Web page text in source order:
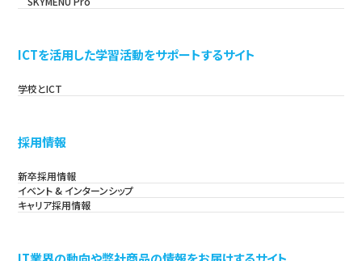
ICTを活用した学習活動をサポートするサイト
学校とICT
採用情報
新卒採用情報
イベント & インターンシップ
キャリア採用情報